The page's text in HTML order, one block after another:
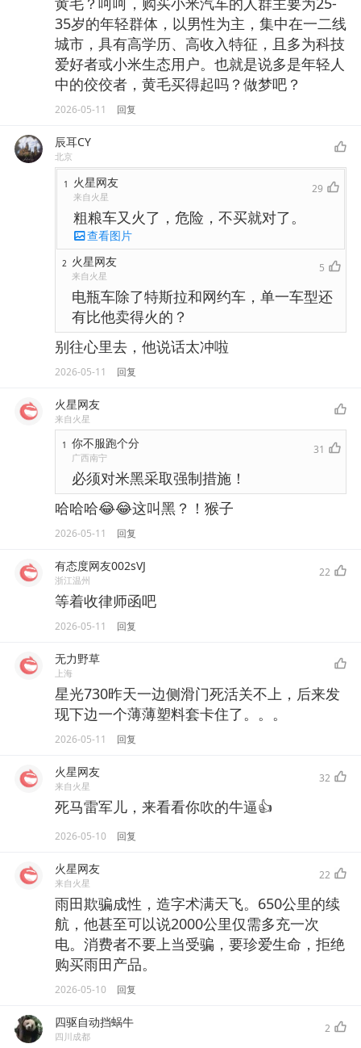
35岁的年轻群体，以男性为主，集中在一二线
城市，具有高学历、高收入特征，且多为科技
爱好者或小米生态用户。也就是说多是年轻人
中的佼佼者，黄毛买得起吗？做梦吧？
2026-05-11 回复
辰耳CY
北京
1 火星网友
来自火星
29
粗粮车又火了，危险，不买就对了。
查看图片
2 火星网友
来自火星
5
电瓶车除了特斯拉和网约车，单一车型还
有比他卖得火的？
别往心里去，他说话太冲啦
2026-05-11 回复
火星网友
来自火星
1 你不服跑个分
广西南宁
31
必须对米黑采取强制措施！
哈哈哈😂😂这叫黑？！猴子
2026-05-11 回复
有态度网友002sVJ
浙江温州
22
等着收律师函吧
2026-05-11 回复
无力野草
上海
星光730昨天一边侧滑门死活关不上，后来发
现下边一个薄薄塑料套卡住了。。。
2026-05-11 回复
火星网友
来自火星
32
死马雷军儿，来看看你吹的牛逼👍
2026-05-10 回复
火星网友
来自火星
22
雨田欺骗成性，造字术满天飞。650公里的续
航，他甚至可以说2000公里仅需多充一次
电。消费者不要上当受骗，要珍爱生命，拒绝
购买雨田产品。
2026-05-10 回复
四驱自动挡蜗牛
四川成都
2